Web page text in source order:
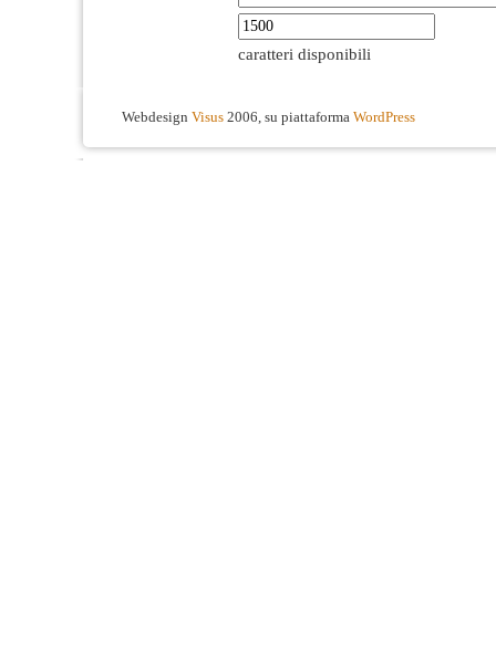
caratteri disponibili
Webdesign Visus 2006, su piattaforma WordPress